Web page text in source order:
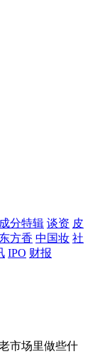
成分特辑 谈资 皮
东方香 中国妆 社
IPO 财报
市场里做些什